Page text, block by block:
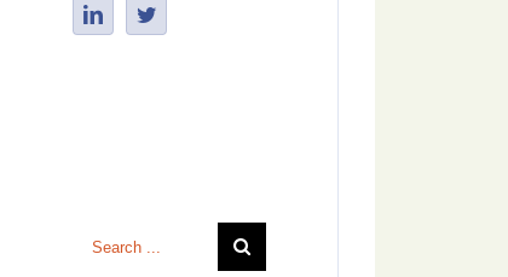
LinkedInTwitter
Search